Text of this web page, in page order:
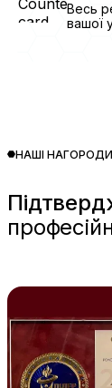
Весь
вашої
НАШІ НАГОРОДИ